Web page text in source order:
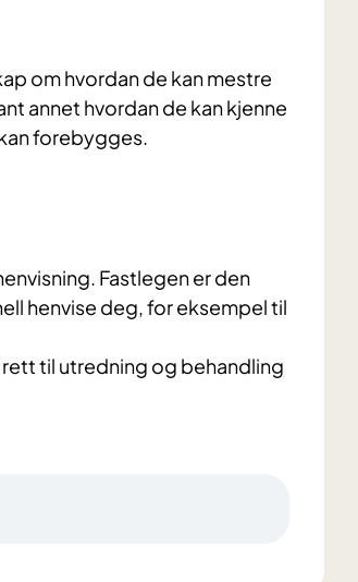
om hvordan de kan mestre
annet hvordan de kan kjenne
forebygges.
Fastlegen er den
henvise deg, for eksempel til
rett til utredning og behandling